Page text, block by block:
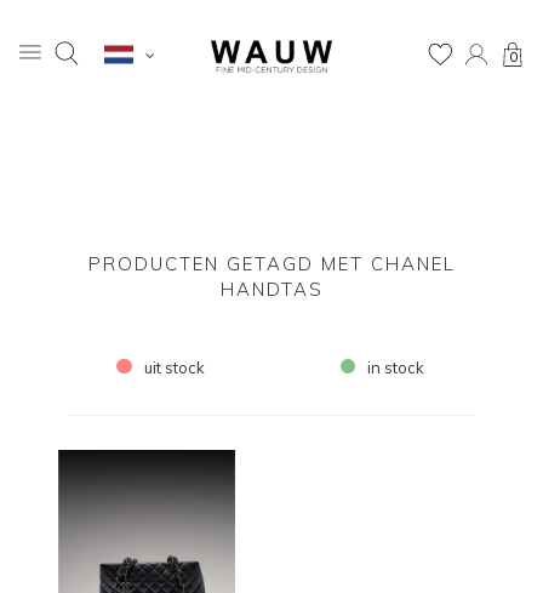
0
PRODUCTEN GETAGD MET CHANEL
HANDTAS
uit stock in stock